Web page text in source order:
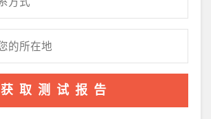
获取测试报告